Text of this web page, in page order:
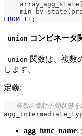
    array_agg_state
(
    min_by_state
(
FROM t1 ;
_union コンビネータ
_union 関数は、複数
します。
定義:
-- 複数の集計中間状態を
agg_func_name: